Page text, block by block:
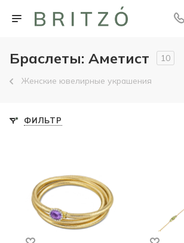
Браслеты: Аметист 10
Женские ювелирные украшения
ФИЛЬТР